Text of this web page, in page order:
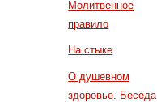
Молитвенное
правило
На стыке
О душевном
здоровье. Беседа